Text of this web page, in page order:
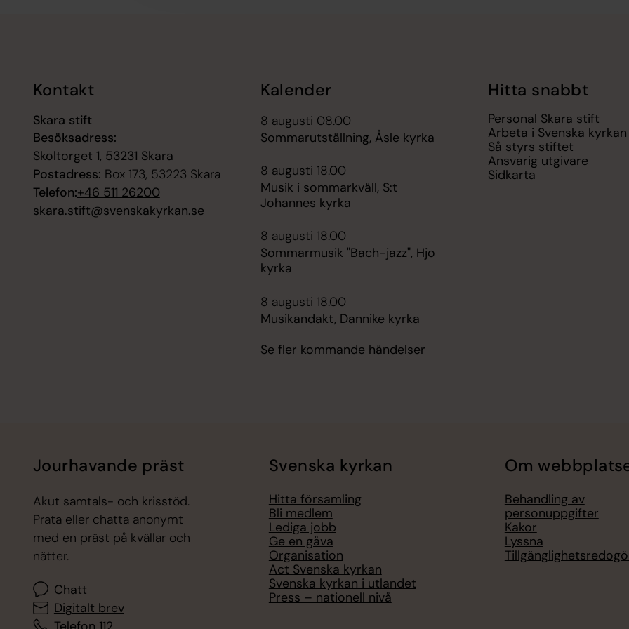
Kontakt
Skara stift
Besöksadress:
Skoltorget 1, 53231 Skara
Postadress: Box 173, 53223 Skara
Telefon:+46 511 26200
skara.stift@svenskakyrkan.se
Kalender
8 augusti 08.00
Sommarutställning, Åsle kyrka
8 augusti 18.00
Musik i sommarkväll, S:t
Johannes kyrka
8 augusti 18.00
Sommarmusik "Bach-jazz", Hjo
kyrka
8 augusti 18.00
Musikandakt, Dannike kyrka
Se fler kommande händelser
Hitta snabbt
Personal Skara stift
Arbeta i Svenska kyrkan
Så styrs stiftet
Ansvarig utgivare
Sidkarta
Jourhavande präst
Akut samtals- och krisstöd.
Prata eller chatta anonymt
med en präst på kvällar och
nätter.
Chatt
Digitalt brev
Svenska kyrkan
Hitta församling
Bli medlem
Lediga jobb
Ge en gåva
Organisation
Act Svenska kyrkan
Svenska kyrkan i utlandet
Press – nationell nivå
Om
Behandling av
personuppgifter
Kakor
Lyssna